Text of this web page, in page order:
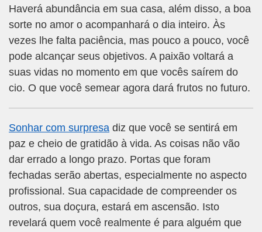
Haverá abundância em sua casa, além disso, a boa
sorte no amor o acompanhará o dia inteiro. Às
vezes lhe falta paciência, mas pouco a pouco, você
pode alcançar seus objetivos. A paixão voltará a
suas vidas no momento em que vocês saírem do
cio. O que você semear agora dará frutos no futuro.
Sonhar com surpresa diz que você se sentirá em
paz e cheio de gratidão à vida. As coisas não vão
dar errado a longo prazo. Portas que foram
fechadas serão abertas, especialmente no aspecto
profissional. Sua capacidade de compreender os
outros, sua doçura, estará em ascensão. Isto
revelará quem você realmente é para alguém que